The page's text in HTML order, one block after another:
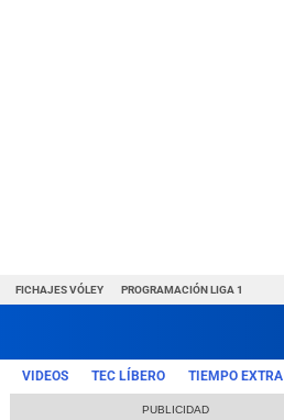
FICHAJES VÓLEY PROGRAMACIÓN LIGA 1
VIDEOS TEC LÍBERO TIEMPO EXTRA